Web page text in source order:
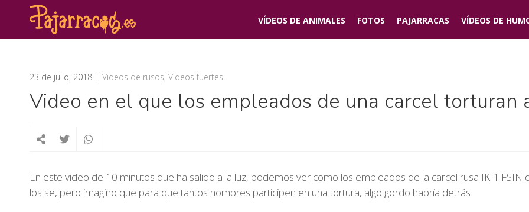
VÍDEOS DE ANIMALES FOTOS PAJARRACAS VÍDEOS DE
23 de julio, 2018 Videos de rusos, Videos fuertes
Video en el que los empleados de una carcel torturan
En este video de 10 minutos que ha salido a la luz, podemos ver como los empleados de la carcel rusa IK-1 FSIN
los se, pero imagino que para que tantos hombres participen en una tortura, algo gordo habría detrás.